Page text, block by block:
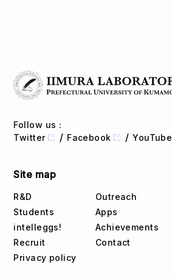
Follow us：
Twitter
Facebook YouTube
Site map
R&D Outreach
Students
Apps
intelleggs!
Achievements
Recruit
Contact
Privacy policy